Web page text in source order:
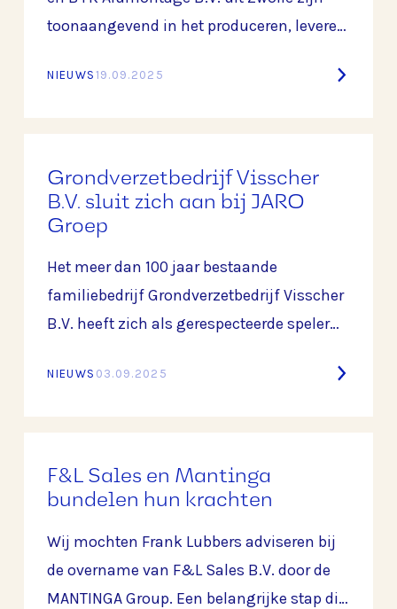
toonaangevend in het produceren, leveren
en maatwerkoplossingen voor de bouw-
ontwikkeld tot een onderneming die
vakmanschap, innovatie en kwaliteit
combineert.
NIEUWS 19.09.2025
Grondverzetbedrijf Visscher
B.V. sluit zich aan bij JARO
Groep
Het meer dan 100 jaar bestaande
familiebedrijf Grondverzetbedrijf Visscher
B.V. heeft zich als gerespecteerde speler
en civiele techniek.
NIEUWS 03.09.2025
F&L Sales en Mantinga
bundelen hun krachten
Wij mochten Frank Lubbers adviseren bij
de overname van F&L Sales B.V. door de
MANTINGA Group. Een belangrijke stap die